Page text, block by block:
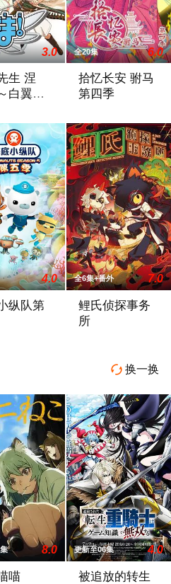
材；残躯少年谷安，于生死绝境
3.0
生 涅
白翼
全20集 6.0
拾忆长安 驸马
第四季
4.0
纵队第
全6集+番外 7.0
鲤氏侦探事务
所
 换一换
8.0
喵
更新至06集 4.0
被追放的转生